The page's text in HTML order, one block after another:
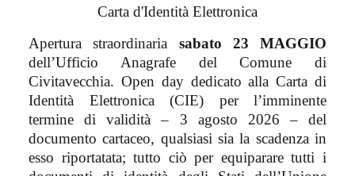
Carta d'Identità Elettronica
Apertura straordinaria sabato 23 MAGGIO
dell’Ufficio Anagrafe del Comune di
Civitavecchia. Open day dedicato alla Carta di
Identità Elettronica (CIE) per l’imminente
termine di validità – 3 agosto 2026 – del
documento cartaceo, qualsiasi sia la scadenza in
esso riportatata; tutto ciò per equiparare tutti i